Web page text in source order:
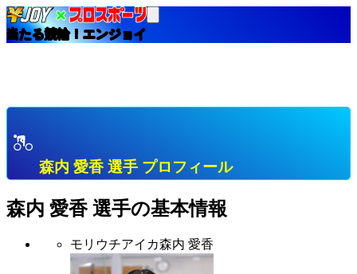
当たる競輪！エンジョイ
森内 愛香 選手 プロフィール
森内 愛香選手の基本情報
モリウチアイカ森内 愛香